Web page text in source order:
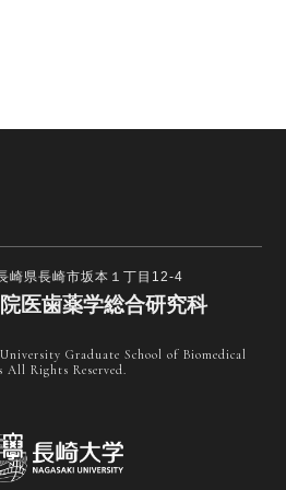
県長崎市坂本１丁目12-4
医歯薬学総合研究科
Graduate School of Biomedical
All Rights Reserved.